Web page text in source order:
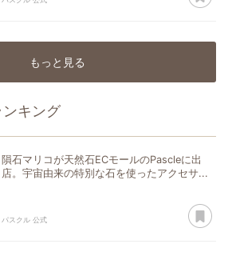
もっと見る
キング
隕石マリコが天然石ECモールのPascleに出
店。宇宙由来の特別な石を使ったアクセサ...
パスクル 公式